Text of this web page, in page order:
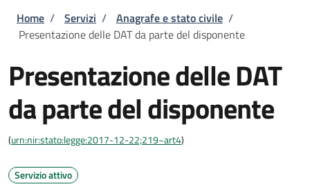
Briciole di pane
Home / Servizi / Anagrafe e stato civile /
Presentazione delle DAT da parte del disponente
Presentazione delle DAT
da parte del disponente
(urn:nir:stato:legge:2017-12-22;219~art4)
Servizio attivo